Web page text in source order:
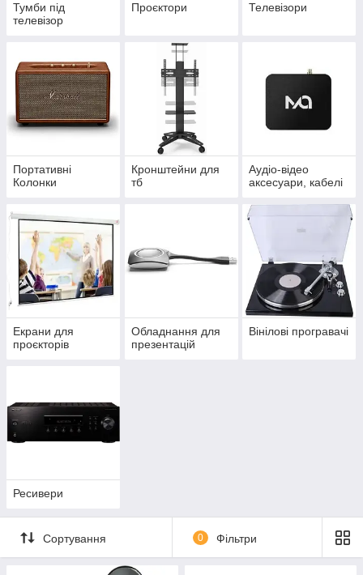
Тумби під
телевізор
Проєктори Телевізори
Портативні
Колонки
Кронштейни для
тб
Аудіо-відео
аксесуари, кабелі
Екрани для
проєкторів
Обладнання для
презентацій
Вінілові програвачі
Ресивери
Сортування 0 Фільтри